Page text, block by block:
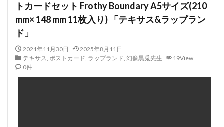
トカードセット Frothy Boundary A5サイズ(210
mm× 148 mm 11枚入り) 「テキサス&ラップラン
ド」
2021年11月30日
2025年8月11日
テキサス, ポストカード, ラップランド, 幻像黒兎先生
19View
0件